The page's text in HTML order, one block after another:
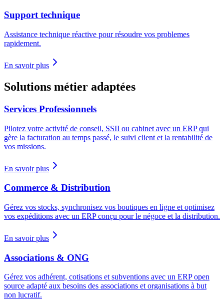
Support technique
Assistance technique réactive pour résoudre vos problemes
rapidement.
En savoir plus
Solutions métier adaptées
Services Professionnels
Pilotez votre activité de conseil, SSII ou cabinet avec un ERP qui
gère la facturation au temps passé, le suivi client et la rentabilité de
vos missions.
En savoir plus
Commerce & Distribution
Gérez vos stocks, synchronisez vos boutiques en ligne et optimisez
vos expéditions avec un ERP conçu pour le négoce et la distribution.
En savoir plus
Associations & ONG
Gérez vos adhérent, cotisations et subventions avec un ERP open
source adapté aux besoins des associations et organisations à but
non lucratif.